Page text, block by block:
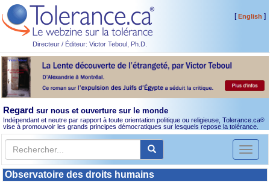
Directeur / Éditeur: Victor Teboul, Ph.D.
[English ]
Regard sur nous et ouverture sur le monde
Indépendant et neutre par rapport à toute orientation politique ou religieuse, Tolerance.ca®
vise à promouvoir les grands principes démocratiques sur lesquels repose la tolérance.
Toggle
Observatoire des droits humains